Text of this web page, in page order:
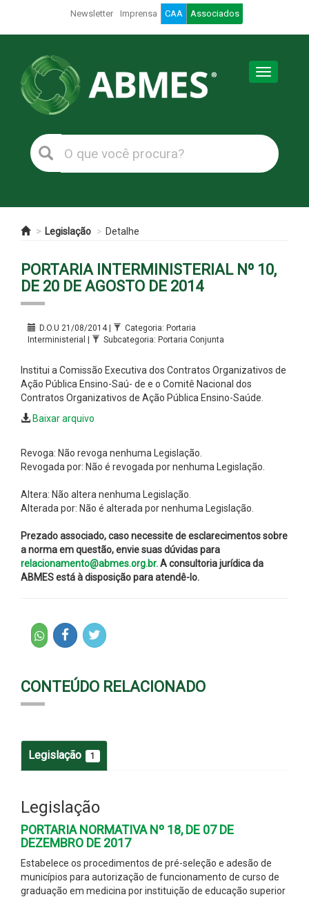
Newsletter Imprensa CAA Associados
Toggle
Legislação Detalhe
PORTARIA INTERMINISTERIAL Nº 10,
DE 20 DE AGOSTO DE 2014
D.O.U 21/08/2014 |
Categoria: Portaria
Interministerial |
Subcategoria: Portaria Conjunta
Institui a Comissão Executiva dos Contratos Organizativos de
Ação Pública Ensino-Saú- de e o Comitê Nacional dos
Contratos Organizativos de Ação Pública Ensino-Saúde.
Baixar arquivo
Revoga: Não revoga nenhuma Legislação.
Revogada por: Não é revogada por nenhuma Legislação.
Altera: Não altera nenhuma Legislação.
Alterada por: Não é alterada por nenhuma Legislação.
Prezado associado, caso necessite de esclarecimentos sobre
a norma em questão, envie suas dúvidas para
relacionamento@abmes.org.br.A consultoria jurídica da
ABMES está à disposição para atendê-lo.
CONTEÚDO RELACIONADO
Legislação 1
Legislação
PORTARIA NORMATIVA Nº 18, DE 07 DE
DEZEMBRO DE 2017
Estabelece os procedimentos de pré-seleção e adesão de
municípios para autorização de funcionamento de curso de
graduação em medicina por instituição de educação superior